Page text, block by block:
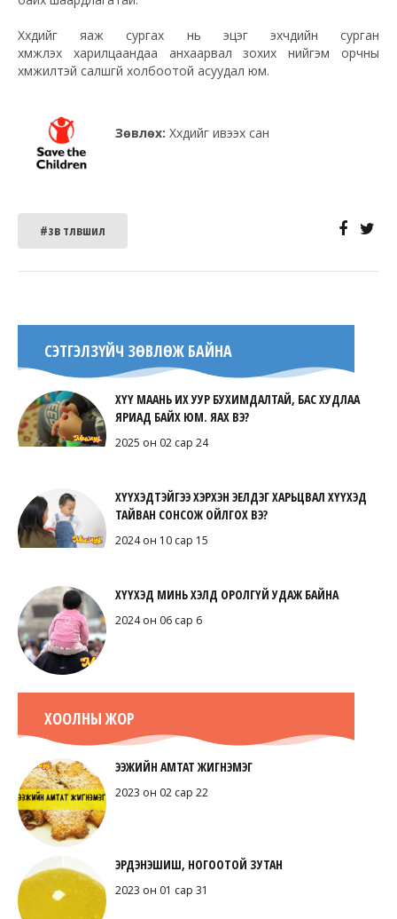
Хүүхдийг яаж сургах нь эцэг эхчүүдийн сурган
хүмүүжүүлэх харилцаандаа анхаарвал зохих нийгэм орчны
хүмүүжилтэй салшгүй холбоотой асуудал юм.
Зөвлөх: Хүүхдийг ивээх сан
#зөв төлөвшил
СЭТГЭЛЗҮЙЧ ЗӨВЛӨЖ БАЙНА
ХҮҮ МААНЬ ИХ УУР БУХИМДАЛТАЙ, БАС ХУДЛАА
ЯРИАД БАЙХ ЮМ. ЯАХ ВЭ?
2025 он 02 сар 24
ХҮҮХЭДТЭЙГЭЭ ХЭРХЭН ЭЕЛДЭГ ХАРЬЦВАЛ ХҮҮХЭД
ТАЙВАН СОНСОЖ ОЙЛГОХ ВЭ?
2024 он 10 сар 15
ХҮҮХЭД МИНЬ ХЭЛД ОРОЛГҮЙ УДАЖ БАЙНА
2024 он 06 сар 6
ХООЛНЫ ЖОР
ЭЭЖИЙН АМТАТ ЖИГНЭМЭГ
2023 он 02 сар 22
ЭРДЭНЭШИШ, НОГООТОЙ ЗУТАН
2023 он 01 сар 31